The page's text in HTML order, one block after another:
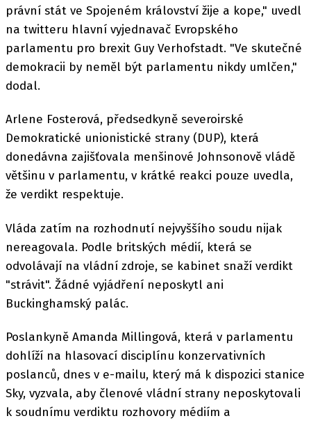
právní stát ve Spojeném království žije a kope," uvedl
na twitteru hlavní vyjednavač Evropského
parlamentu pro brexit Guy Verhofstadt. "Ve skutečné
demokracii by neměl být parlamentu nikdy umlčen,"
dodal.
Arlene Fosterová, předsedkyně severoirské
Demokratické unionistické strany (DUP), která
donedávna zajišťovala menšinové Johnsonově vládě
většinu v parlamentu, v krátké reakci pouze uvedla,
že verdikt respektuje.
Vláda zatím na rozhodnutí nejvyššího soudu nijak
nereagovala. Podle britských médií, která se
odvolávají na vládní zdroje, se kabinet snaží verdikt
"strávit". Žádné vyjádření neposkytl ani
Buckinghamský palác.
Poslankyně Amanda Millingová, která v parlamentu
dohlíží na hlasovací disciplínu konzervativních
poslanců, dnes v e-mailu, který má k dispozici stanice
Sky, vyzvala, aby členové vládní strany neposkytovali
k soudnímu verdiktu rozhovory médiím a